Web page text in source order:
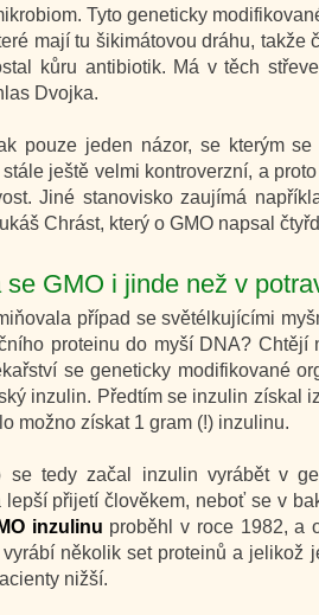
Tyto geneticky
mají tu šikimátovou dráhu,
kůru antibiotik. Má v těch
Dvojka.
pouze jeden názor, se kterým
ještě velmi kontroverzní, a
Jiné stanovisko zaujímá
Chrást, který o GMO napsal
se GMO i jinde než v
případ se světélkujícími
proteinu do myší DNA?
se geneticky modifikované
inzulin. Předtím se inzulin získal
možno získat 1 gram (!) inzulinu.
se tedy začal inzulin vyrábět v
lepší přijetí člověkem, neboť se v
inzulinu proběhl v roce 1982, a
vyrábí několik set proteinů a jelikož
nižší.